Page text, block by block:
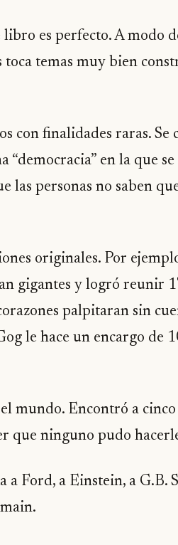
libro es perfecto. A modo
temas muy bien
con finalidades raras. Se
en la que
las personas no saben
originales. Por
gigantes y logró reunir
palpitaran sin
le hace un encargo de
mundo. Encontró a
que ninguno pudo
Ford, a Einstein, a G.B.